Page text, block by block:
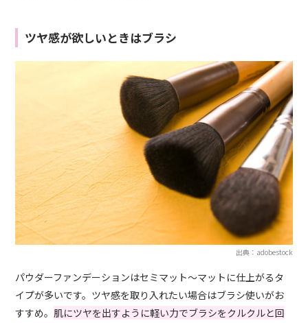
ツヤ感が欲しいときはブラシ
出典：adobestock
パウダーファンデーションはセミマット〜マットに仕上がるタ
イプが多いです。ツヤ感を取り入れたい場合はブラシ使いがお
すすめ。 肌にツヤを出すように軽い力でブラシをクルクルと回